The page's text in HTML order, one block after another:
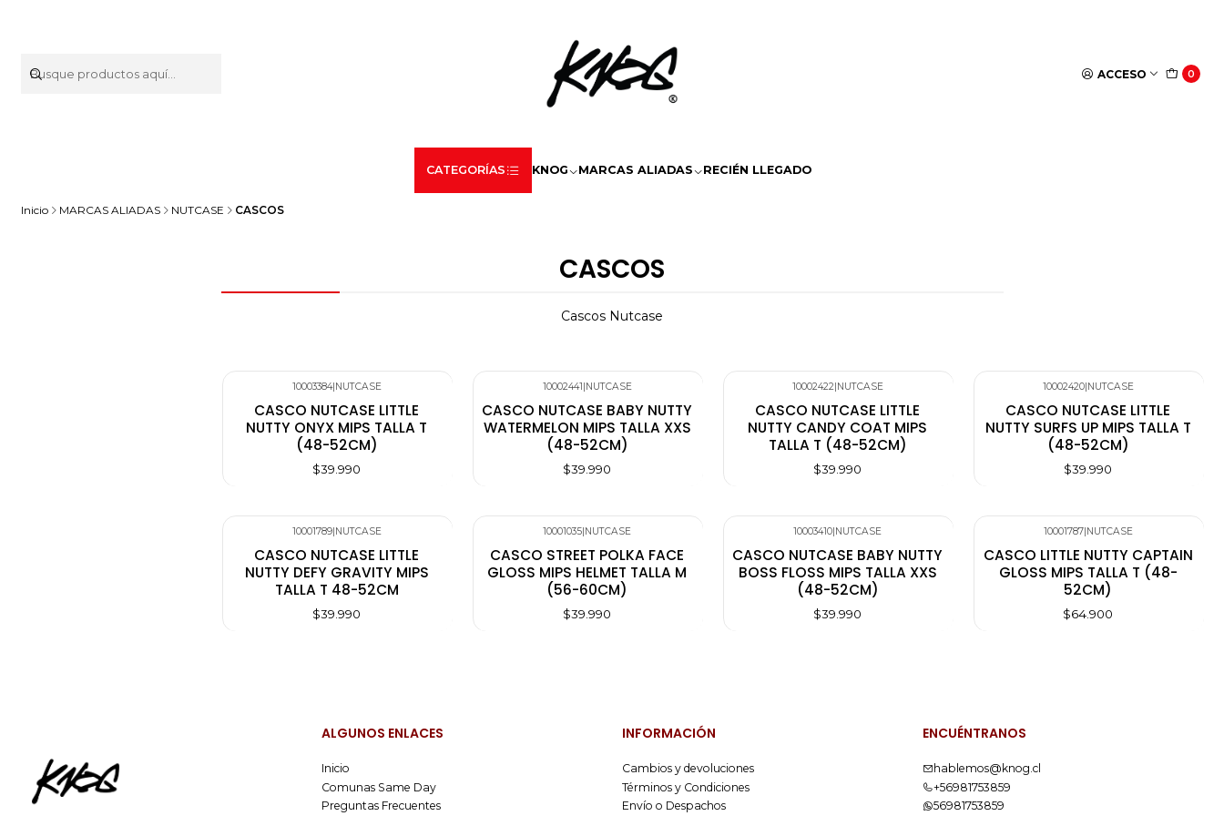
ACCESO 0
CATEGORÍAS KNOG MARCAS ALIADAS RECIÉN LLEGADO
Inicio MARCAS ALIADAS NUTCASE CASCOS
CASCOS
Cascos Nutcase
10003384| NUTCASE
CASCO NUTCASE LITTLE
NUTTY ONYX MIPS TALLA T
(48-52CM)
$39.990
10002441 NUTCASE
CASCO NUTCASE BABY NUTTY
WATERMELON MIPS TALLA XXS
(48-52CM)
$39.990
10002422| NUTCASE
CASCO NUTCASE LITTLE
NUTTY CANDY COAT MIPS
TALLA T (48-52CM)
$39.990
10002420| NUTCASE
CASCO NUTCASE LITTLE
NUTTY SURFS UP MIPS TALLA T
(48-52CM)
$39.990
10001789| NUTCASE
CASCO NUTCASE LITTLE
NUTTY DEFY GRAVITY MIPS
TALLA T 48-52CM
$39.990
10001035 NUTCASE
CASCO STREET POLKA FACE
GLOSS MIPS HELMET TALLA M
(56-60CM)
$39.990
10003410 NUTCASE
CASCO NUTCASE BABY NUTTY
BOSS FLOSS MIPS TALLA XXS
(48-52CM)
$39.990
10001787| NUTCASE
CASCO LITTLE NUTTY CAPTAIN
GLOSS MIPS TALLA T (48-
52CM)
$64.900
ALGUNOS ENLACES
Inicio
Comunas Same Day
Preguntas Frecuentes
INFORMACIÓN
Cambios y devoluciones
Términos y Condiciones
Envío o Despachos
ENCUÉNTRANOS
hablemos@knog.cl
+56981753859
56981753859